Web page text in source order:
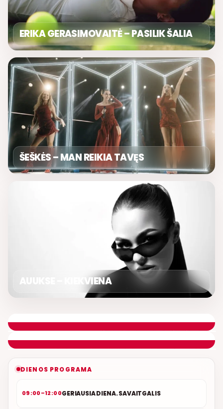
ERIKA GERASIMOVAITĖ – PASILIK ŠALIA
ŠEŠKĖS – MAN REIKIA TAVĘS
AUUKSE – KIEKVIENA
DIENOS PROGRAMA
09:00–12:00GERIAUSIA DIENA. SAVAITGALIS